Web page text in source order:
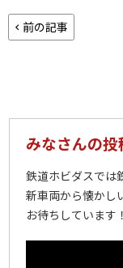
前の記事
みなさんの
鉄道ホビダスでは
新車両から懐かし
お待ちしています！